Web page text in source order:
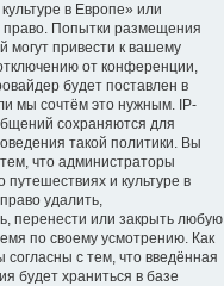
в Европе» или
Попытки размещения
могут привести к вашему
от конференции,
будет поставлен в
мы сочтём это нужным. IP-
сохраняются для
такой политики. Вы
что администраторы
и культуре в
удалить,
перенести или закрыть любую
по своему усмотрению. Как
согласны с тем, что введённая
будет храниться в базе